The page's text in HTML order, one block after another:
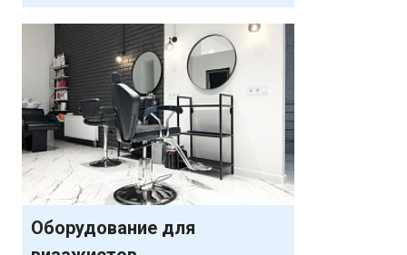
Оборудование для
Ваше имя
Номер телефона